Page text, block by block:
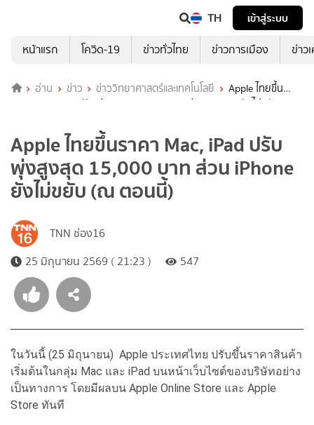
TH
เข้าสู่ระบบ
หน้าแรก
โควิด-19 ข่าวทั่วไทย ข่าวการเมือง ข่าว
อ่าน ข่าว ข่าววิทยาศาสตร์และเทคโนโลยี
Apple ไทยขึ้น
ราคา Mac, iPad ปรับพุ่งสูงสุด 15,000 บาท ส่วน iPhone ยังไม่ขยับ (ณ
Apple ไทยขึ้นราคา Mac, iPad ปรับ
พุ่งสูงสุด 15,000 บาท ส่วน iPhone
ยังไม่ขยับ (ณ ตอนนี้)
TNN ช่อง16
25 มิถุนายน 2569 ( 21:23 )
547
ในวันนี้ (25 มิถุนายน) Apple ประเทศไทย ปรับขึ้นราคาสินค้า
เริ่มต้นในกลุ่ม Mac และ iPad บนหน้าเว็บไซต์ของบริษัทอย่าง
เป็นทางการ โดยมีผลบน Apple Online Store และ Apple
Store ทันที